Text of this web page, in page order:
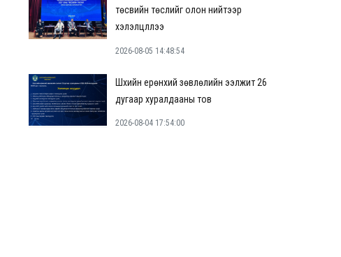
төсвийн төслийг олон нийтээр
хэлэлцүүллээ
2026-08-05 14:48:54
Шүүхийн ерөнхий зөвлөлийн ээлжит 26
дугаар хуралдааны тов
2026-08-04 17:54:00